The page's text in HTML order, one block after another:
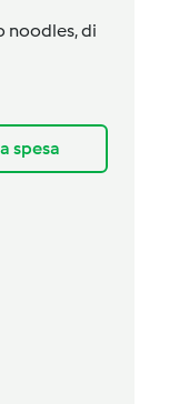
noodles,di
spesa